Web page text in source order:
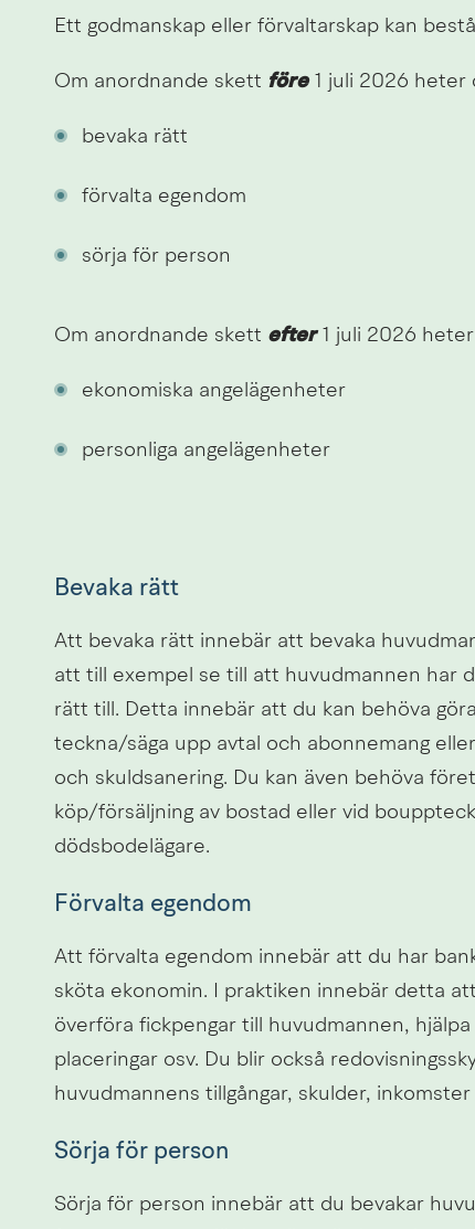
Ett godmanskap eller förvaltarskap kan
Om anordnande skett före 1 juli 2026 heter
bevaka rätt
förvalta egendom
sörja för person
Om anordnande skett efter 1 juli 2026
ekonomiska angelägenheter
personliga angelägenheter
Bevaka rätt
Att bevaka rätt innebär att bevaka
att till exempel se till att huvudmannen har
rätt till. Detta innebär att du kan behöva
teckna/säga upp avtal och abonnemang
och skuldsanering. Du kan även behöva
köp/försäljning av bostad eller vid
dödsbodelägare.
Förvalta egendom
Att förvalta egendom innebär att du har
sköta ekonomin. I praktiken innebär detta
överföra fickpengar till huvudmannen,
placeringar osv. Du blir också
huvudmannens tillgångar, skulder,
Sörja för person
Sörja för person innebär att du bevakar